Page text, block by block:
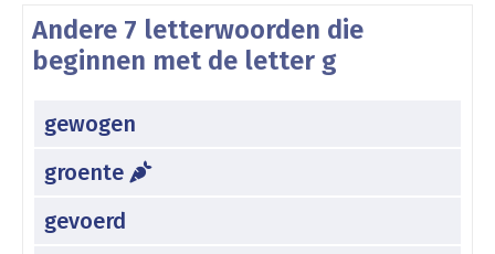
Andere 7 letterwoorden die
beginnen met de letter g
gewogen
groente
gevoerd